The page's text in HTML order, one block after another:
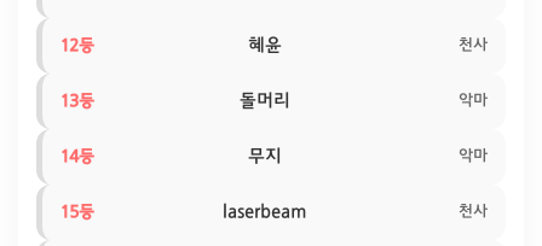
12등 혜윤 천사
13등 돌머리 악마
14등 무지 악마
15등 laserbeam 천사